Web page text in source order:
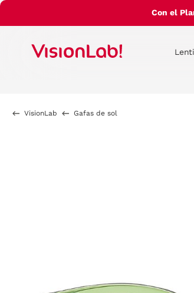
Con el
VisionLab Gafas de sol